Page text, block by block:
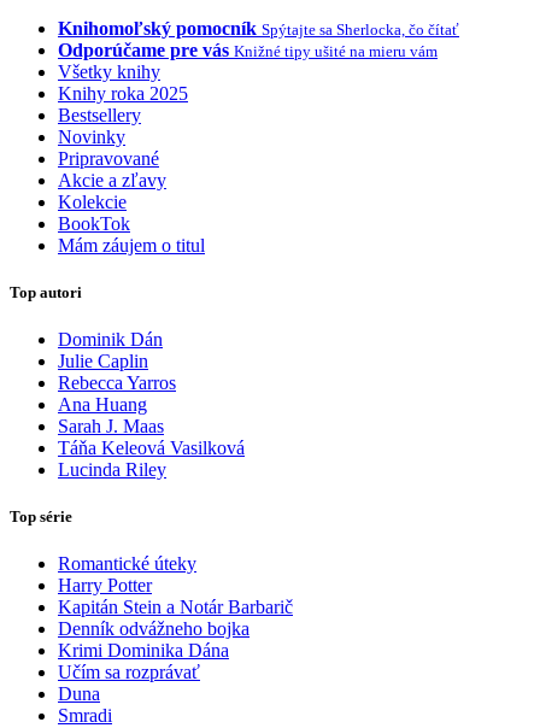
Knihomoľský pomocník Spýtajte sa Sherlocka, čo čítať
Odporúčame pre vás Knižné tipy ušité na mieru vám
Všetky knihy
Knihy roka 2025
Bestsellery
Novinky
Pripravované
Akcie a zľavy
Kolekcie
BookTok
Mám záujem o titul
Top autori
Dominik Dán
Julie Caplin
Rebecca Yarros
Ana Huang
Sarah J. Maas
Táňa Keleová Vasilková
Lucinda Riley
Top série
Romantické úteky
Harry Potter
Kapitán Stein a Notár Barbarič
Denník odvážneho bojka
Krimi Dominika Dána
Učím sa rozprávať
Duna
Smradi